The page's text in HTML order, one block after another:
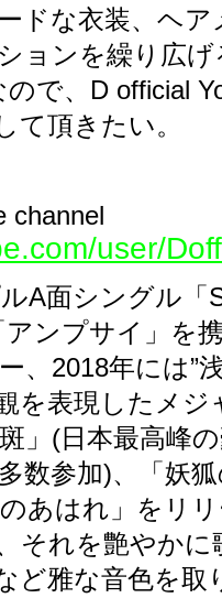
ドな衣装、ヘ
ョンを繰り広
で、D official
て頂きたい。
channel
user/
A面シングル「
アンプサイ」を
、2018年には”
を表現したメジ
」(日本最高峰
数参加)、「妖
あはれ」をリ
それを艶やかに
ど雅な音色を取